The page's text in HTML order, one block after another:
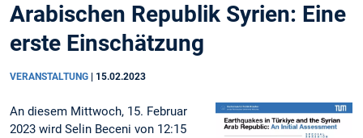
Arabischen Republik Syrien: Eine
erste Einschätzung
VERANSTALTUNG 15.02.2023
An diesem Mittwoch, 15. Februar
2023 wird Selin Beceni von 12:15